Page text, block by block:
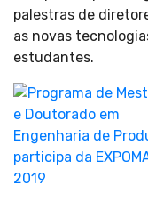
palestras de
as novas
estudantes.